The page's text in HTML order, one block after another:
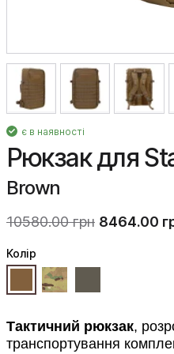
є в наявності
Рюкзак для
Brown
10580.00 грн 8464.00
Тактичний рюкзак,
транспортування
Колiр